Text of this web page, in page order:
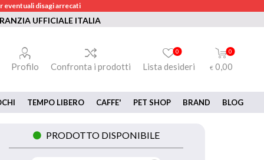
eventuali disagi arrecati
UFFICIALE ITALIA
Profilo Confronta i prodotti Lista desideri
0 0
€ 0,00
TEMPO LIBERO CAFFE' PET SHOP BRAND BLOG
PRODOTTO DISPONIBILE